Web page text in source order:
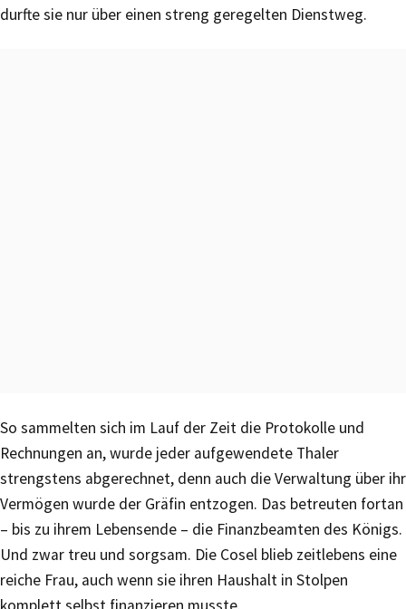
durfte sie nur über einen streng geregelten Dienstweg.
So sammelten sich im Lauf der Zeit die Protokolle und
Rechnungen an, wurde jeder aufgewendete Thaler
strengstens abgerechnet, denn auch die Verwaltung über ihr
Vermögen wurde der Gräfin entzogen. Das betreuten fortan
– bis zu ihrem Lebensende – die Finanzbeamten des Königs.
Und zwar treu und sorgsam. Die Cosel blieb zeitlebens eine
reiche Frau, auch wenn sie ihren Haushalt in Stolpen
komplett selbst finanzieren musste.